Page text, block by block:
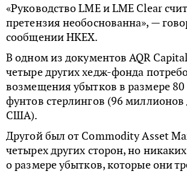
«Руководство LME и LME Clear
претензия необоснованна», —
сообщении HKEX.
В одном из документов AQR
четыре других хедж-фонда
возмещения убытков в размере
фунтов стерлингов (96 миллионов
США).
Другой был от Commodity Asset
четырех других сторон, но
о размере убытков, которые они